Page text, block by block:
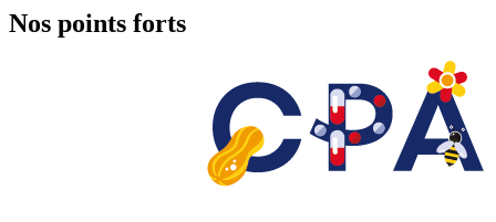
Nos points forts